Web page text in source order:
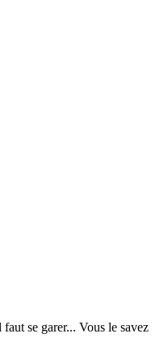
se garer... Vous le savez